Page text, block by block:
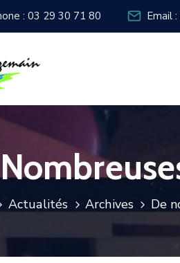
: 03 29 30 71 80 Email
Actualités Archives De